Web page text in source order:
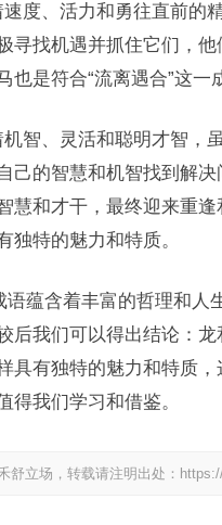
度、活力和勇往直前的
寻找机遇并抓住它们，
也是符合“流离遇合”这一
智、灵活和聪明才智，
己的智慧和机智找到解
慧和才干，最终迎来重
独特的魅力和特质。
语蕴含着丰富的哲理和
后我们可以得出结论：
具有独特的魅力和特质
得我们学习和借鉴。
舒立场，转载请注明出处：